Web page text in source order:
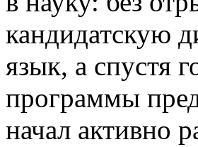
кандидатскую
язык, а спустя
программы
начал активно